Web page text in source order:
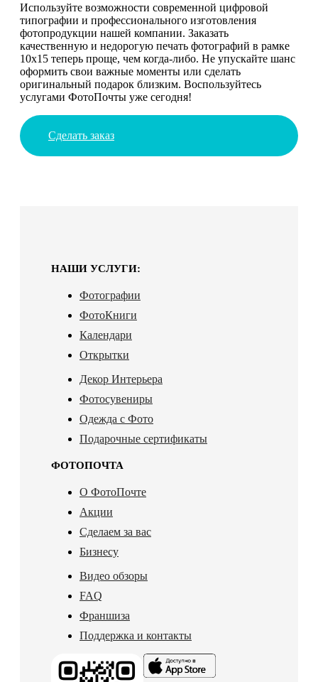
Используйте возможности современной цифровой
типографии и профессионального изготовления
фотопродукции нашей компании. Заказать
качественную и недорогую печать фотографий в рамке
10х15 теперь проще, чем когда-либо. Не упускайте шанс
оформить свои важные моменты или сделать
оригинальный подарок близким. Воспользуйтесь
услугами ФотоПочты уже сегодня!
Сделать заказ
НАШИ УСЛУГИ:
Фотографии
ФотоКниги
Календари
Открытки
Декор Интерьера
Фотосувениры
Одежда с Фото
Подарочные сертификаты
ФОТОПОЧТА
О ФотоПочте
Акции
Сделаем за вас
Бизнесу
Видео обзоры
FAQ
Франшиза
Поддержка и контакты